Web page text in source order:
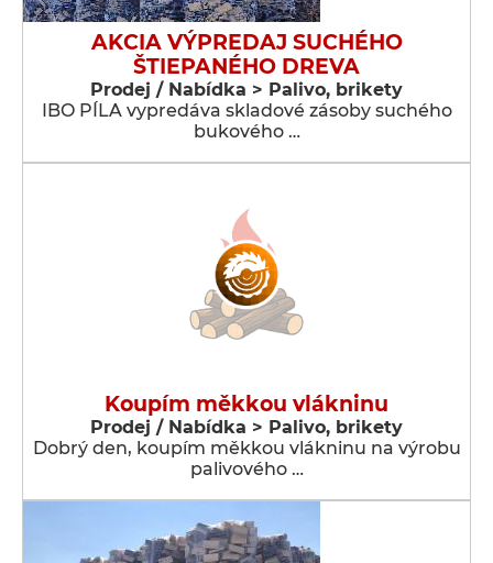
AKCIA VÝPREDAJ SUCHÉHO
ŠTIEPANÉHO DREVA
Prodej / Nabídka > Palivo, brikety
IBO PÍLA vypredáva skladové zásoby suchého
bukového …
Koupím měkkou vlákninu
Prodej / Nabídka > Palivo, brikety
Dobrý den, koupím měkkou vlákninu na výrobu
palivového …